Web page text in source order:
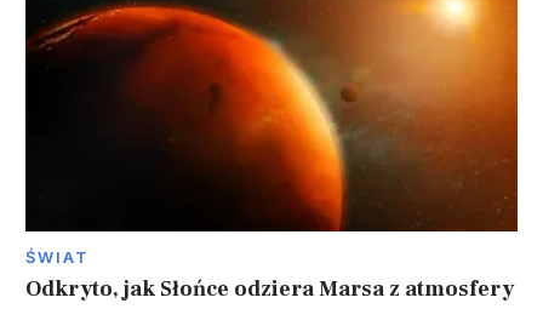
ŚWIAT
Odkryto, jak Słońce odziera Marsa z atmosfery